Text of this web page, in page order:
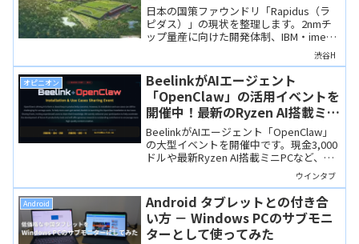
日本の国策ファウンドリ「Rapidus（ラ
ピダス）」の現状を整理します。2nmチ
ップ量産に向けた開発体制、IBM・imec
との連携、政府支援や出資企業の狙いを
解説し、執筆者である渋谷Hさんの見解
も入れています。
渋谷H
オピニオン
BeelinkがAIエージェント
「OpenClaw」の活用イベントを
開催中！最新のRyzen AI搭載ミニ
PCや、なんと賞金3,000ドルを手
にするチャンスも？
BeelinkがAIエージェント「OpenClaw」
の大型イベントを開催中です。現金3,000
ドルや最新Ryzen AI搭載ミニPCなど、賞
品がとにかく豪華。導入の難易度は高い
ですが、腕に覚えのある人には大チャン
スかと。4月20日締め切り！
ウインタブ
Android
Android タブレットとの付き合
い方 － Windows PCのサブモニ
ターとして使ってみた